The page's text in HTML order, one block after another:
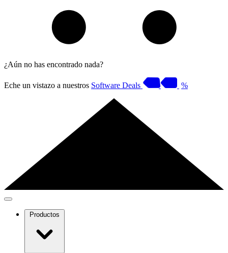
¿Aún no has encontrado nada?
Eche un vistazo a nuestros Software Deals %
Productos